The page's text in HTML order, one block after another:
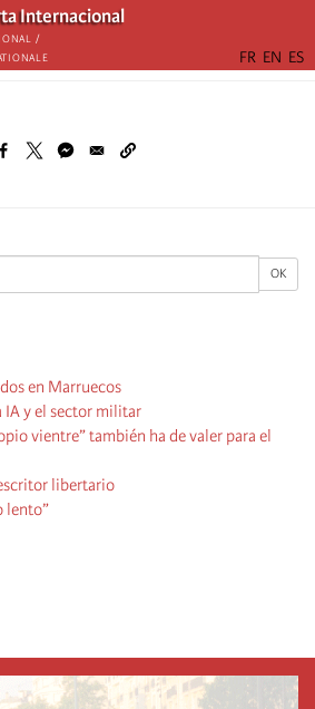
Internacional
/
OK
en Marruecos
IA y el sector militar
vientre” también ha de valer para el
libertario
lento”